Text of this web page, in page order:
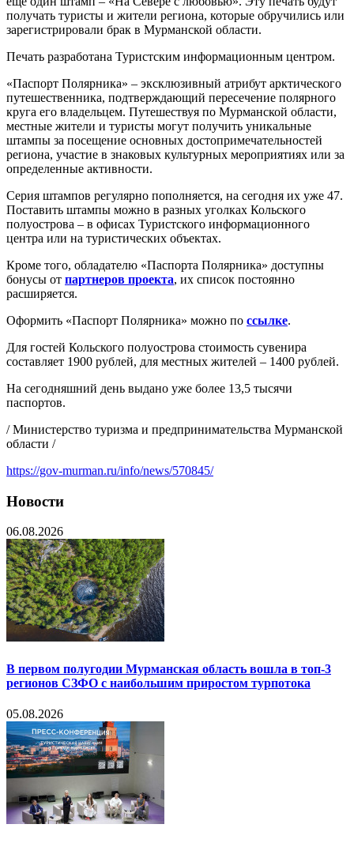
получать туристы и жители региона, которые обручились или
зарегистрировали брак в Мурманской области.
Печать разработана Туристским информационным центром.
«Паспорт Полярника» – эксклюзивный атрибут арктического
путешественника, подтверждающий пересечение полярного
круга его владельцем. Путешествуя по Мурманской области,
местные жители и туристы могут получить уникальные
штампы за посещение основных достопримечательностей
региона, участие в знаковых культурных мероприятиях или за
определенные активности.
Серия штампов регулярно пополняется, на сегодня их уже 47.
Поставить штампы можно в разных уголках Кольского
полуострова – в офисах Туристского информационного
центра или на туристических объектах.
Кроме того, обладателю «Паспорта Полярника» доступны
бонусы от партнеров проекта, их список постоянно
расширяется.
Оформить «Паспорт Полярника» можно по ссылке.
Для гостей Кольского полуострова стоимость сувенира
составляет 1900 рублей, для местных жителей – 1400 рублей.
На сегодняшний день выдано уже более 13,5 тысячи
паспортов.
/ Министерство туризма и предпринимательства Мурманской
области /
https://gov-murman.ru/info/news/570845/
Новости
06.08.2026
В первом полугодии Мурманская область вошла в топ-3
регионов СЗФО с наибольшим приростом турпотока
05.08.2026